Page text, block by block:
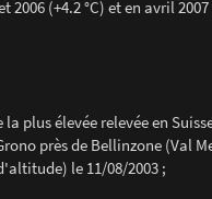
2006 (+4.2 °C) et en avril 2007
plus élevée relevée en
près de Bellinzone (Val
le 11/08/2003 ;